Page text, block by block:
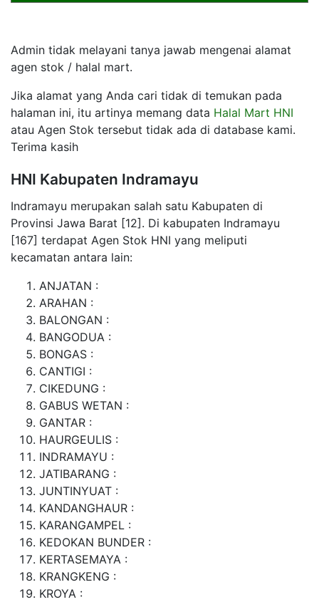
Admin tidak melayani tanya jawab mengenai alamat
agen stok / halal mart.
Jika alamat yang Anda cari tidak di temukan pada
halaman ini, itu artinya memang data Halal Mart HNI
atau Agen Stok tersebut tidak ada di database kami.
Terima kasih
HNI Kabupaten Indramayu
Indramayu merupakan salah satu Kabupaten di
Provinsi Jawa Barat [12]. Di kabupaten Indramayu
[167] terdapat Agen Stok HNI yang meliputi
kecamatan antara lain:
ANJATAN :
ARAHAN :
BALONGAN :
BANGODUA :
BONGAS :
CANTIGI :
CIKEDUNG :
GABUS WETAN :
GANTAR :
HAURGEULIS :
INDRAMAYU :
JATIBARANG :
JUNTINYUAT :
KANDANGHAUR :
KARANGAMPEL :
KEDOKAN BUNDER :
KERTASEMAYA :
KRANGKENG :
KROYA :